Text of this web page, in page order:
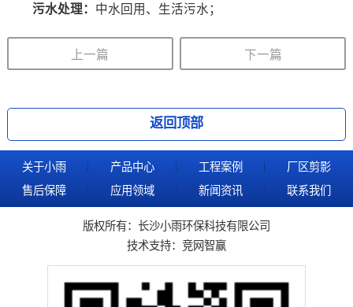
污水处理： 中水回用、生活污水；
上一篇 下一篇
返回顶部
关于小雨 产品中心 工程案例
厂区剪影
售后保障
应用领域 新闻资讯 联系我们
版权所有：长沙小雨环保科技有限公司
技术支持： 竞网智赢